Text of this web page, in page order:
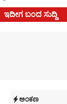
ಇದೀಗ ಬಂದ ಸುದ್ದಿ
ಅಂಕಣ